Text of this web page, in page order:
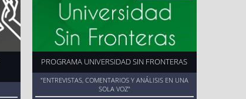
PROGRAMA UNIVERSIDAD SIN FRONTERAS
"ENTREVISTAS, COMENTARIOS Y ANÁLISIS EN UNA
SOLA VOZ"